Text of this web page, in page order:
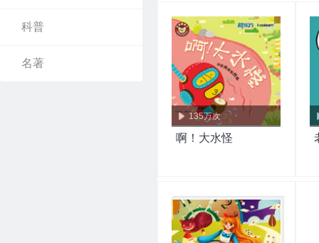
科普
名著
135万次
啊！大水怪